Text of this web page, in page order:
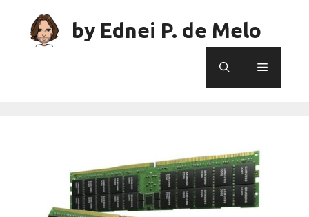
content
by Ednei P. de Melo
Menu